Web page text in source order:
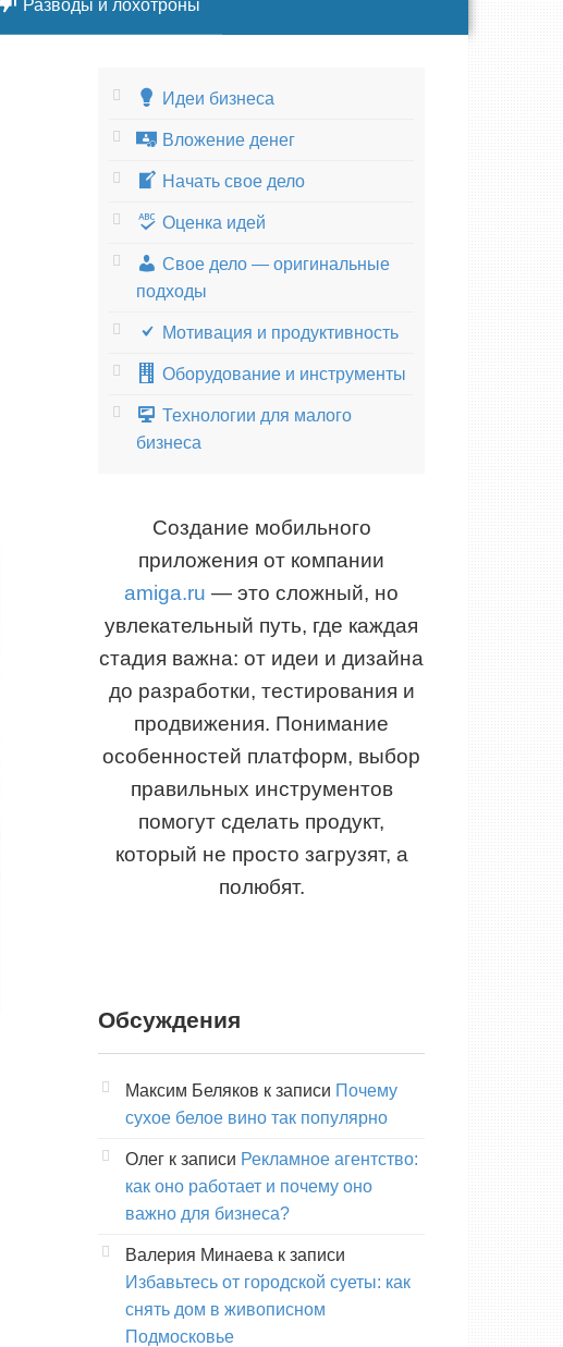
Разводы и лохотроны
Идеи бизнеса
Вложение денег
Начать свое дело
Оценка идей
Свое дело — оригинальные
подходы
Мотивация и продуктивность
Оборудование и инструменты
Технологии для малого
бизнеса
Создание мобильного
приложения от компании
amiga.ru — это сложный, но
увлекательный путь, где каждая
стадия важна: от идеи и дизайна
до разработки, тестирования и
продвижения. Понимание
особенностей платформ, выбор
правильных инструментов
помогут сделать продукт,
который не просто загрузят, а
полюбят.
Обсуждения
Максим Беляков к записи Почему
сухое белое вино так популярно
Олег к записи Рекламное агентство:
как оно работает и почему оно
важно для бизнеса?
Валерия Минаева к записи
Избавьтесь от городской суеты: как
снять дом в живописном
Подмосковье